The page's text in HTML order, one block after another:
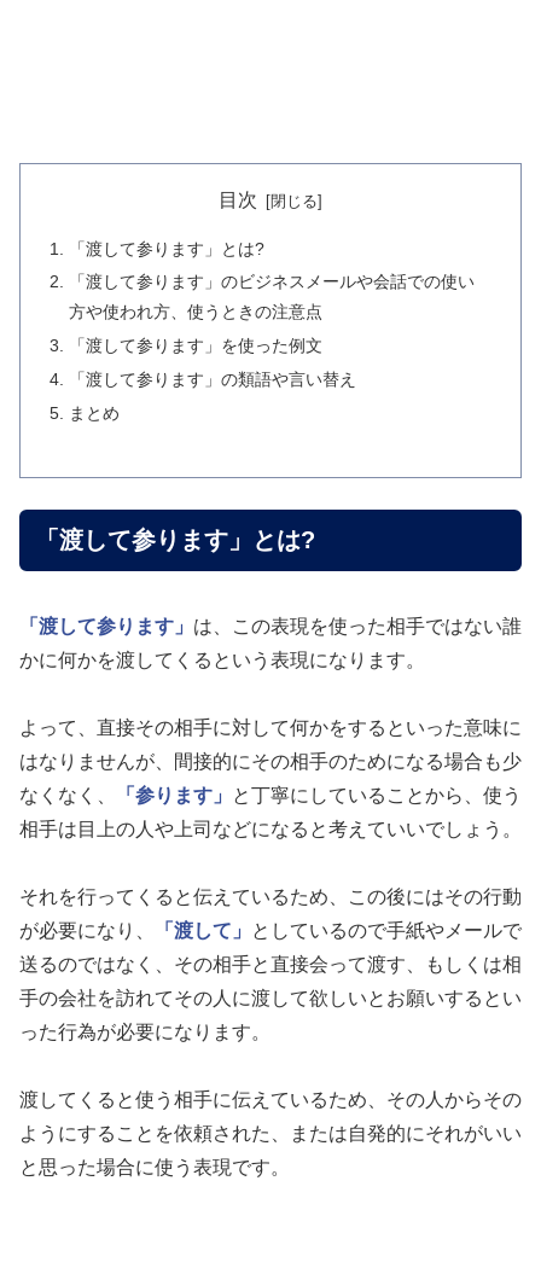
目次
「渡して参ります」とは?
「渡して参ります」のビジネスメールや会話での使い
方や使われ方、使うときの注意点
「渡して参ります」を使った例文
「渡して参ります」の類語や言い替え
まとめ
「渡して参ります」とは?
「渡して参ります」 は、この表現を使った相手ではない誰
かに何かを渡してくるという表現になります。
よって、直接その相手に対して何かをするといった意味に
はなりませんが、間接的にその相手のためになる場合も少
なくなく、
「参ります」
と丁寧にしていることから、使う
相手は目上の人や上司などになると考えていいでしょう。
それを行ってくると伝えているため、この後にはその行動
が必要になり、
「渡して」
としているので手紙やメールで
送るのではなく、その相手と直接会って渡す、もしくは相
手の会社を訪れてその人に渡して欲しいとお願いするとい
った行為が必要になります。
渡してくると使う相手に伝えているため、その人からその
ようにすることを依頼された、または自発的にそれがいい
と思った場合に使う表現です。